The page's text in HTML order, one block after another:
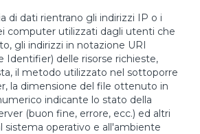
di dati rientrano gli indirizzi IP o i
computer utilizzati dagli utenti che
gli indirizzi in notazione URI
Identifier) delle risorse richieste,
il metodo utilizzato nel sottoporre
la dimensione del file ottenuto in
indicante lo stato della
(buon fine, errore, ecc.) ed altri
sistema operativo e all'ambiente